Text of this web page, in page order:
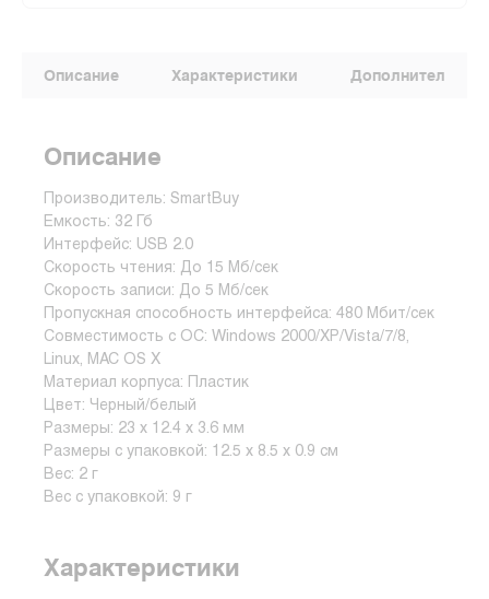
Описание Характеристики
Описание
Производитель: SmartBuy
Емкость: 32 Гб
Интерфейс: USB 2.0
Скорость чтения: До 15 Мб/сек
Скорость записи: До 5 Мб/сек
Пропускная способность интерфейса: 480 Мбит/сек
Совместимость с ОС: Windows 2000/XP/Vista/7/8,
Linux, MAC OS X
Материал корпуса: Пластик
Цвет: Черный/белый
Размеры: 23 x 12.4 x 3.6 мм
Размеры с упаковкой: 12.5 x 8.5 x 0.9 см
Вес: 2 г
Вес с упаковкой: 9 г
Характеристики